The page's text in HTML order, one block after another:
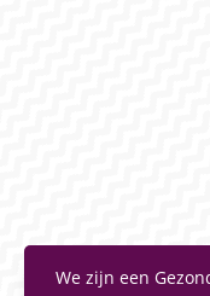
We zijn een